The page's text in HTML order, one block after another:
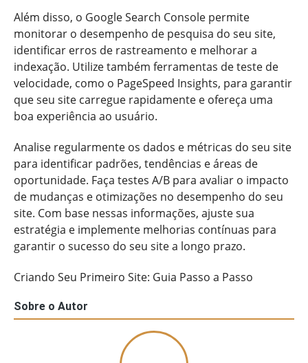
Além disso, o Google Search Console permite
monitorar o desempenho de pesquisa do seu site,
identificar erros de rastreamento e melhorar a
indexação. Utilize também ferramentas de teste de
velocidade, como o PageSpeed Insights, para garantir
que seu site carregue rapidamente e ofereça uma
boa experiência ao usuário.
Analise regularmente os dados e métricas do seu site
para identificar padrões, tendências e áreas de
oportunidade. Faça testes A/B para avaliar o impacto
de mudanças e otimizações no desempenho do seu
site. Com base nessas informações, ajuste sua
estratégia e implemente melhorias contínuas para
garantir o sucesso do seu site a longo prazo.
Criando Seu Primeiro Site: Guia Passo a Passo
Sobre o Autor